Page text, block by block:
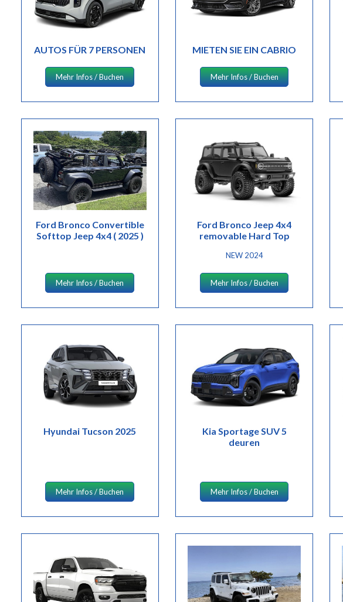
AUTOS FÜR 7 PERSONEN
Mehr Infos / Buchen
MIETEN SIE EIN CABRIO
Mehr Infos / Buchen
Ford Bronco Convertible
Softtop Jeep 4x4 ( 2025 )
Mehr Infos / Buchen
Ford Bronco Jeep 4x4
removable Hard Top
NEW 2024
Mehr Infos / Buchen
Hyundai Tucson 2025
Mehr Infos / Buchen
Kia Sportage SUV 5
deuren
Mehr Infos / Buchen